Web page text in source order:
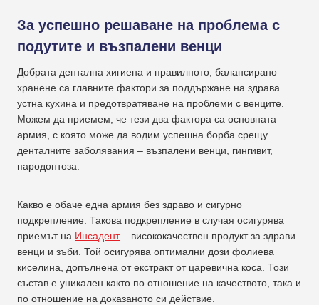
За успешно решаване на проблема с
подутите и възпалени венци
Добрата дентална хигиена и правилното, балансирано
хранене са главните фактори за поддържане на здрава
устна кухина и предотвратяване на проблеми с венците.
Можем да приемем, че тези два фактора са основната
армия, с която може да водим успешна борба срещу
денталните заболявания – възпалени венци, гингивит,
пародонтоза.
Какво е обаче една армия без здраво и сигурно
подкрепление. Такова подкрепление в случая осигурява
приемът на Инсадент– висококачествен продукт за здрави
венци и зъби. Той осигурява оптимални дози фолиева
киселина, допълнена от екстракт от царевична коса. Този
състав е уникален както по отношение на качеството, така и
по отношение на доказаното си действие.